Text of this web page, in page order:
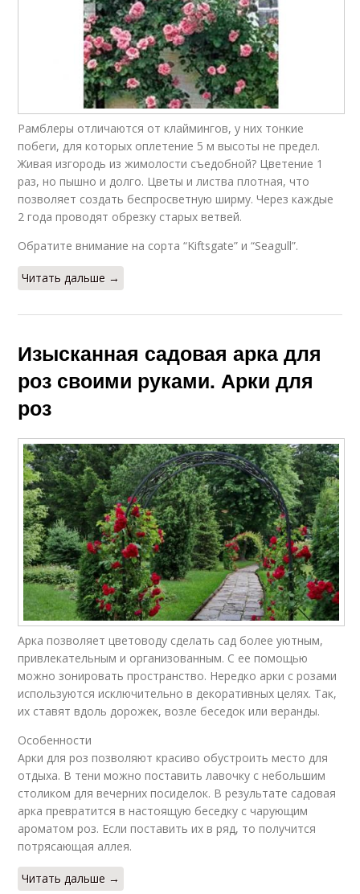
Рамблеры отличаются от клаймингов, у них тонкие
побеги, для которых оплетение 5 м высоты не предел.
Живая изгородь из жимолости съедобной? Цветение 1
раз, но пышно и долго. Цветы и листва плотная, что
позволяет создать беспросветную ширму. Через каждые
2 года проводят обрезку старых ветвей.
Обратите внимание на сорта “Kiftsgate” и “Seagull”.
Читать дальше →
Изысканная садовая арка для
роз своими руками. Арки для
роз
Арка позволяет цветоводу сделать сад более уютным,
привлекательным и организованным. С ее помощью
можно зонировать пространство. Нередко арки с розами
используются исключительно в декоративных целях. Так,
их ставят вдоль дорожек, возле беседок или веранды.
Особенности
Арки для роз позволяют красиво обустроить место для
отдыха. В тени можно поставить лавочку с небольшим
столиком для вечерних посиделок. В результате садовая
арка превратится в настоящую беседку с чарующим
ароматом роз. Если поставить их в ряд, то получится
потрясающая аллея.
Читать дальше →